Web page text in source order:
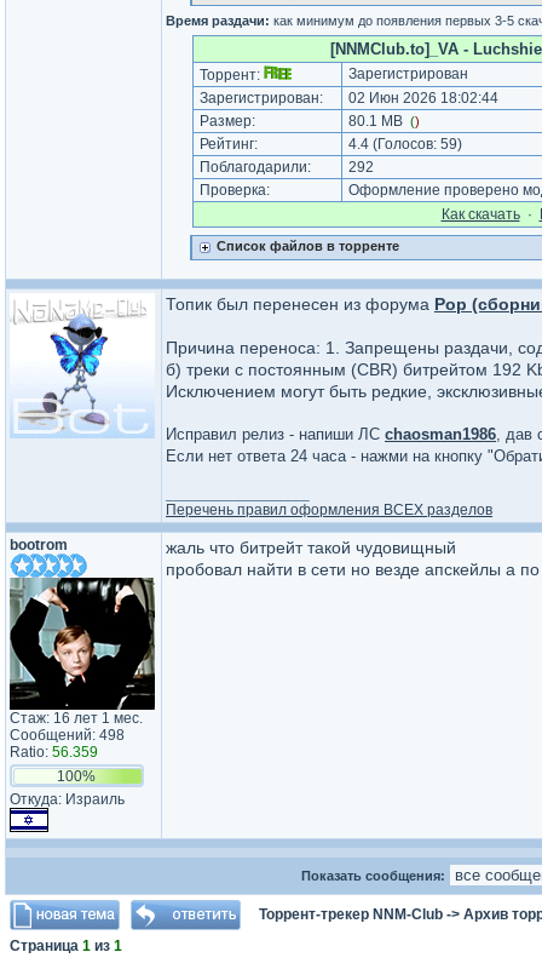
Время раздачи: как минимум до появления первых 3-5
[NNMClub.to]_VA -
Торрент:
Зарегистрирован
Зарегистрирован:
02 Июн 2026 18:02:44
Размер:
80.1 MB ()
Рейтинг: 4.4(Голосов: 59)
Поблагодарили:
292
Проверка:
Оформление проверено
Как cкачать·
Список файлов в торренте
Топик был перенесен из форума Pop
Причина переноса: 1. Запрещены раздачи,
б) треки с постоянным (CBR) битрейтом 192
Исключением могут быть редкие,
Исправил релиз - напиши ЛС chaosman1986, дав
Если нет ответа 24 часа - нажми на кнопку
Перечень правил оформления ВСЕХ разделов
bootrom
Стаж: 16 лет 1 мес.
Сообщений: 498
Ratio: 56.359
100%
Откуда: Израиль
жаль что битрейт такой чудовищный
пробовал найти в сети но везде апскейлы а
Показать сообщения:
Торрент-трекер NNM-Club -> Архив
Страница 1 из 1